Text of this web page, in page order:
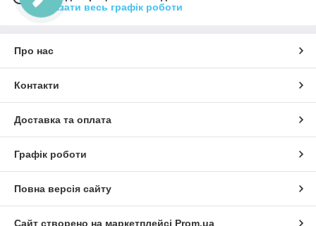
Показати весь графік роботи
Про нас
Контакти
Доставка та оплата
Графік роботи
Повна версія сайту
Сайт створено на маркетплейсі Prom.ua